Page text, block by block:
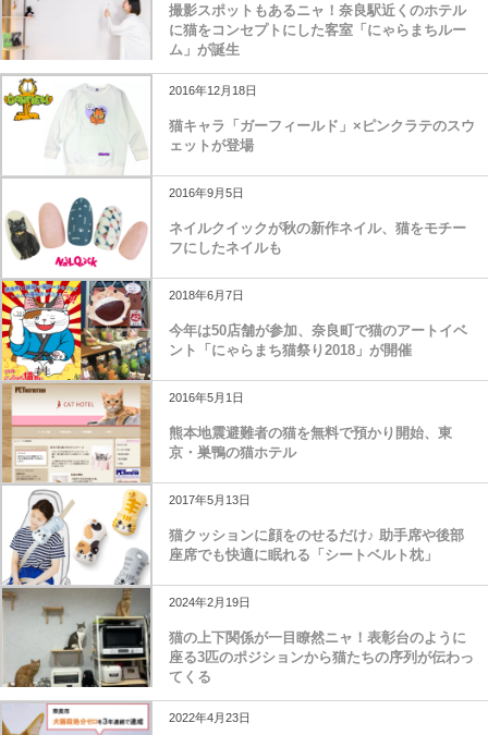
撮影スポットもあるニャ！奈良駅近くのホテル
に猫をコンセプトにした客室「にゃらまちルー
ム」が誕生
2016年12月18日
猫キャラ「ガーフィールド」×ピンクラテのスウ
ェットが登場
2016年9月5日
ネイルクイックが秋の新作ネイル、猫をモチー
フにしたネイルも
2018年6月7日
今年は50店舗が参加、奈良町で猫のアートイベ
ント「にゃらまち猫祭り2018」が開催
2016年5月1日
熊本地震避難者の猫を無料で預かり開始、東
京・巣鴨の猫ホテル
2017年5月13日
猫クッションに顔をのせるだけ♪ 助手席や後部
座席でも快適に眠れる「シートベルト枕」
2024年2月19日
猫の上下関係が一目瞭然ニャ！表彰台のように
座る3匹のポジションから猫たちの序列が伝わっ
てくる
2022年4月23日